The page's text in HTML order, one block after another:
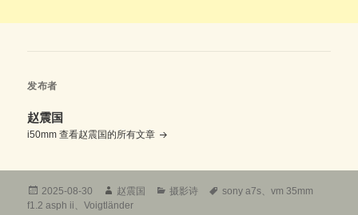
发布者
赵震国
i50mm查看赵震国的所有文章
发
布
2025-08-30
作
者
赵震国
分
摄影诗
标
sony a7s 、vm 35mm
f1.2 asph ii
、Voigtländer